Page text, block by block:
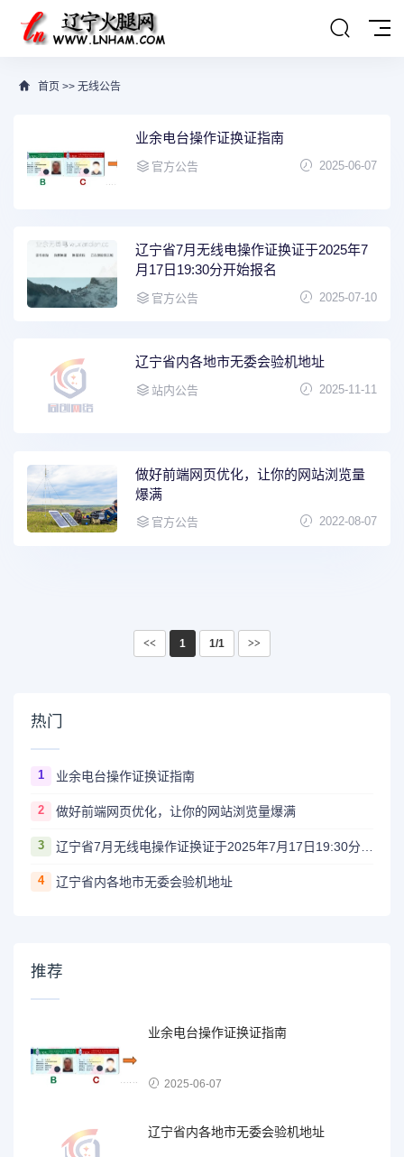
首页 >> 无线公告
业余电台操作证换证指南
官方公告 2025-06-07
辽宁省7月无线电操作证换证于2025年7
月17日19:30分开始报名
官方公告 2025-07-10
辽宁省内各地市无委会验机地址
站内公告 2025-11-11
做好前端网页优化，让你的网站浏览量
爆满
官方公告 2022-08-07
<< 1 1/1 >>
热门
1 业余电台操作证换证指南
2 做好前端网页优化，让你的网站浏览量爆满
3 辽宁省7月无线电操作证换证于2025年7月17日19:30分开始报名
4 辽宁省内各地市无委会验机地址
推荐
业余电台操作证换证指南
2025-06-07
辽宁省内各地市无委会验机地址